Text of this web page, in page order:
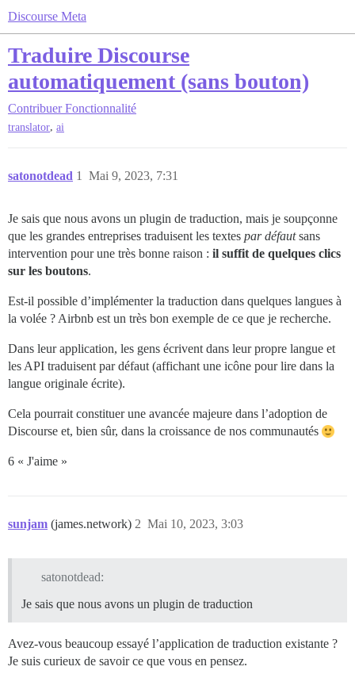
Discourse Meta
Traduire Discourse
automatiquement (sans bouton)
Contribuer Fonctionnalité
translator, ai
satonotdead Mai 9, 2023, 7:31
1
Je sais que nous avons un plugin de traduction, mais je soupçonne
que les grandes entreprises traduisent les textes par défautsans
intervention pour une très bonne raison : il suffit de quelques clics
sur les boutons.
Est-il possible d’implémenter la traduction dans quelques langues à
la volée ? Airbnb est un très bon exemple de ce que je recherche.
Dans leur application, les gens écrivent dans leur propre langue et
les API traduisent par défaut (affichant une icône pour lire dans la
langue originale écrite).
Cela pourrait constituer une avancée majeure dans l’adoption de
Discourse et, bien sûr, dans la croissance de nos communautés
6 « J'aime »
sunjam (james.network) Mai 10, 2023, 3:03
2
satonotdead:
Je sais que nous avons un plugin de traduction
Avez-vous beaucoup essayé l’application de traduction existante ?
Je suis curieux de savoir ce que vous en pensez.